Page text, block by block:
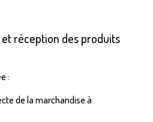
réception des produits
:
de la marchandise à